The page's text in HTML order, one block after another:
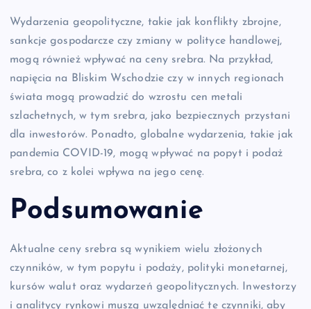
Wydarzenia geopolityczne, takie jak konflikty zbrojne,
sankcje gospodarcze czy zmiany w polityce handlowej,
mogą również wpływać na ceny srebra. Na przykład,
napięcia na Bliskim Wschodzie czy w innych regionach
świata mogą prowadzić do wzrostu cen metali
szlachetnych, w tym srebra, jako bezpiecznych przystani
dla inwestorów. Ponadto, globalne wydarzenia, takie jak
pandemia COVID-19, mogą wpływać na popyt i podaż
srebra, co z kolei wpływa na jego cenę.
Podsumowanie
Aktualne ceny srebra są wynikiem wielu złożonych
czynników, w tym popytu i podaży, polityki monetarnej,
kursów walut oraz wydarzeń geopolitycznych. Inwestorzy
i analitycy rynkowi muszą uwzględniać te czynniki, aby